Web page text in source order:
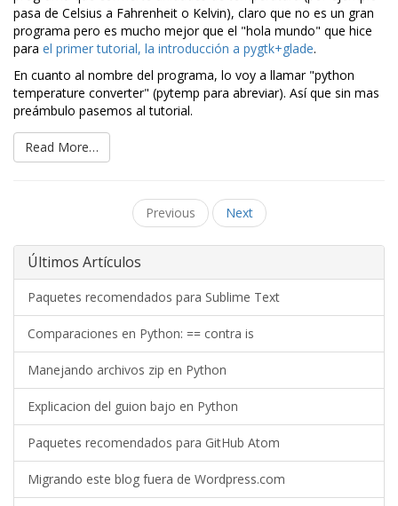
pasa de Celsius a Fahrenheit o Kelvin), claro que no es un gran
programa pero es mucho mejor que el "hola mundo" que hice
para el primer tutorial, la introducción a pygtk+glade.
En cuanto al nombre del programa, lo voy a llamar "python
temperature converter" (pytemp para abreviar). Así que sin mas
preámbulo pasemos al tutorial.
Read More…
Previous Next
Últimos Artículos
Paquetes recomendados para Sublime Text
Comparaciones en Python: == contra is
Manejando archivos zip en Python
Explicacion del guion bajo en Python
Paquetes recomendados para GitHub Atom
Migrando este blog fuera de Wordpress.com